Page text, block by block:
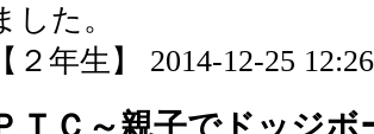
した。
【２年生】 2014-12-25
ＴＣ～親子でドッジボ